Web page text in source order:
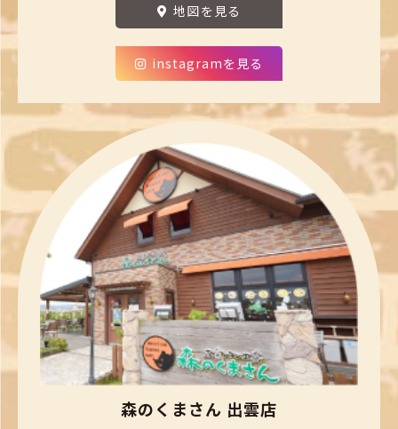
地図を見る
instagramを見る
森のくまさん 出雲店